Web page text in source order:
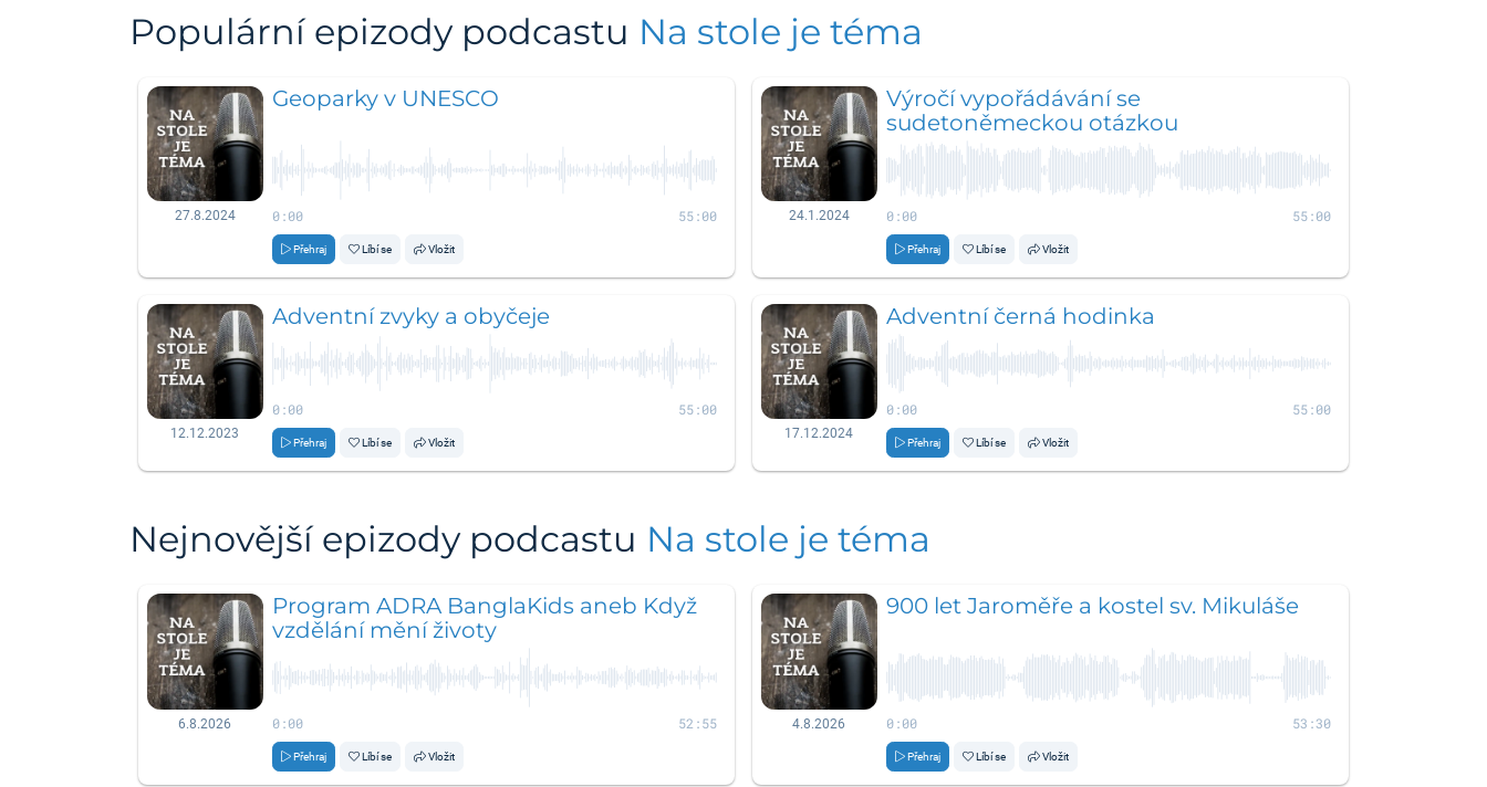
Populární epizody podcastu Na stole je téma
27.8.2024
Geoparky v UNESCO
0:00 55:00
Přehraj Líbí se Vložit
24.1.2024
Výročí vypořádávání se
sudetoněmeckou otázkou
0:00 55:00
Přehraj Líbí se Vložit
12.12.2023
Adventní zvyky a obyčeje
0:00 55:00
Přehraj Líbí se Vložit
17.12.2024
Adventní černá hodinka
0:00 55:00
Přehraj Líbí se Vložit
Nejnovější epizody podcastu Na stole je téma
6.8.2026
Program ADRA BanglaKids aneb Když
vzdělání mění životy
0:00 52:55
Přehraj Líbí se Vložit
4.8.2026
900 let Jaroměře a kostel sv. Mikuláše
0:00 53:30
Přehraj Líbí se Vložit